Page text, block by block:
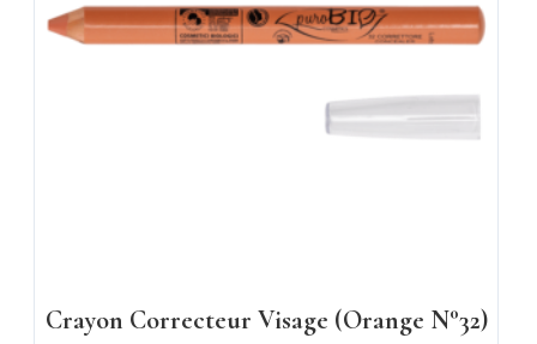
Crayon Correcteur Visage (orange N°32)